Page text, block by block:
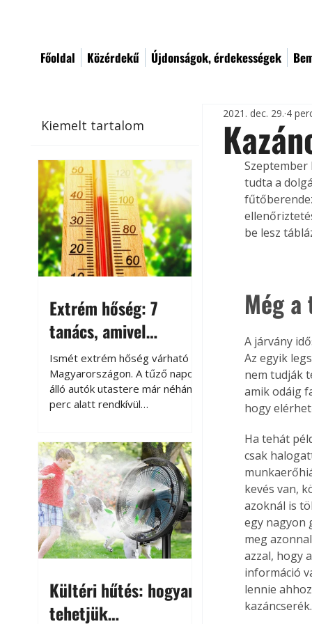
Főoldal Közérdekű Újdonságok, érdekességek
Kiemelt tartalom
Extrém hőség: 7
tanács, amivel
megóvhatjuk
autónkat a nyári
károktól
Ismét extrém hőség várható
Magyarországon. A tűző napon
álló autók utastere már néhány
perc alatt rendkívül
megközelítheti. Ez nemcsak a
beszállást teszi kellemetlenné,
hanem az autó állapotára és a
benne hagyott tárgyakra is
káros hatással lehet. Néhány
egyszerű óvintézkedéssel
azonban jelentősen
csökkenthetjük a hőség káros
Kültéri hűtés: hogyan
tehetjük
2021. dec. 29. 4
tudta a
be lesz
Még
A járvány
Az egyik
nem tudják
amik odáig
hogy
Ha tehát
csak
kevés van,
azoknál is
egy nagyon
meg
azzal, hogy
információ
lennie
kazáncserék.